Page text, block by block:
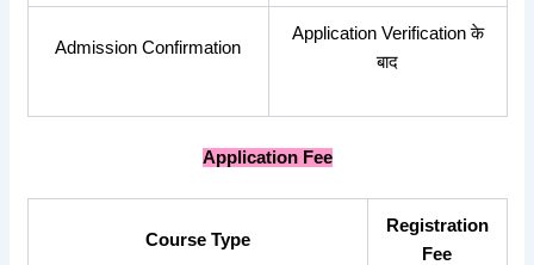
Admission Confirmation
Application Verification के
बाद
Application Fee
Course Type
Registration
Fee